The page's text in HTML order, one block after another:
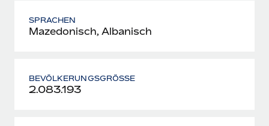
SPRACHEN
Mazedonisch, Albanisch
BEVÖLKERUNGSGRÖSSE
2.083.193